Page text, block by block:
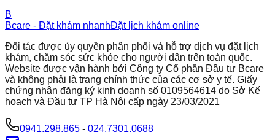
B
Bcare - Đặt khám nhanhĐặt lịch khám online
Đối tác được ủy quyền phân phối và hỗ trợ dịch vụ đặt lịch
khám, chăm sóc sức khỏe cho người dân trên toàn quốc.
Website được vận hành bởi Công ty Cổ phần Đầu tư Bcare
và không phải là trang chính thức của các cơ sở y tế. Giấy
chứng nhận đăng ký kinh doanh số 0109564614 do Sở Kế
hoạch và Đầu tư TP Hà Nội cấp ngày 23/03/2021
0941.298.865 - 024.7301.0688